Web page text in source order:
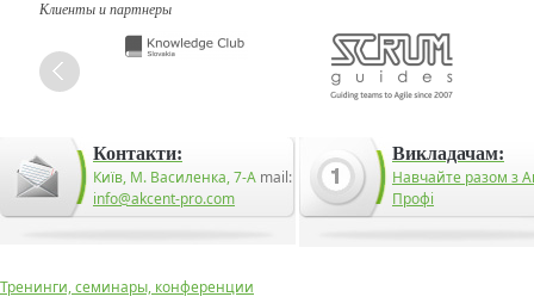
Клиенты и партнеры
Контакти:
Київ, М. Василенка, 7-А mail:
info@akcent-pro.com
Викладачам:
Навчайте разом з
Профі
Тренинги, семинары, конференции